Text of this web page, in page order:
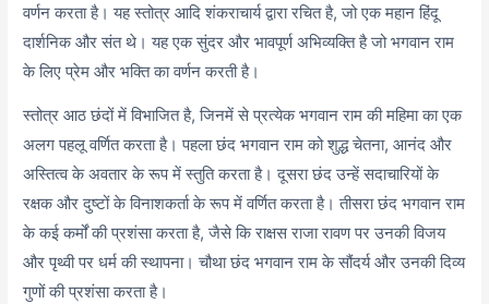
वर्णन करता है। यह स्तोत्र आदि शंकराचार्य द्वारा रचित है, जो एक महान हिंदू
दार्शनिक और संत थे। यह एक सुंदर और भावपूर्ण अभिव्यक्ति है जो भगवान राम
के लिए प्रेम और भक्ति का वर्णन करती है।
स्तोत्र आठ छंदों में विभाजित है, जिनमें से प्रत्येक भगवान राम की महिमा का एक
अलग पहलू वर्णित करता है। पहला छंद भगवान राम को शुद्ध चेतना, आनंद और
अस्तित्व के अवतार के रूप में स्तुति करता है। दूसरा छंद उन्हें सदाचारियों के
रक्षक और दुष्टों के विनाशकर्ता के रूप में वर्णित करता है। तीसरा छंद भगवान राम
के कई कर्मों की प्रशंसा करता है, जैसे कि राक्षस राजा रावण पर उनकी विजय
और पृथ्वी पर धर्म की स्थापना। चौथा छंद भगवान राम के सौंदर्य और उनकी दिव्य
गुणों की प्रशंसा करता है।